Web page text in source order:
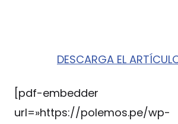
DESCARGA EL
[pdf-embedder
url=»https://polemos.pe/wp-